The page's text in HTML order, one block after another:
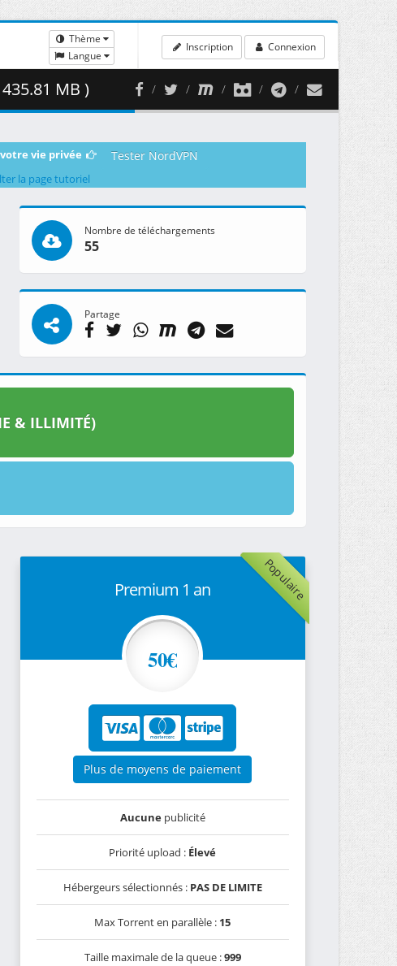
Thème
Langue
Inscription Connexion
MB )
vie privée Tester NordVPN
la page tutoriel
Nombre de téléchargements
55
Partage
& ILLIMITÉ)
Populaire
Premium 1 an
50€
Plus de moyens de paiement
Aucunepublicité
Priorité upload : Élevé
Hébergeurs sélectionnés : PAS DE LIMITE
Max Torrent en parallèle : 15
Taille maximale de la queue :999